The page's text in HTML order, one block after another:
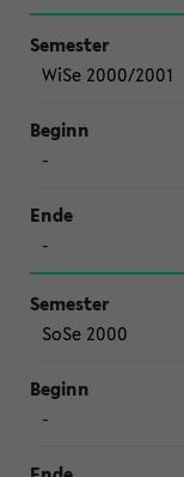
WiSe 2000/2001
-
-
SoSe 2000
-